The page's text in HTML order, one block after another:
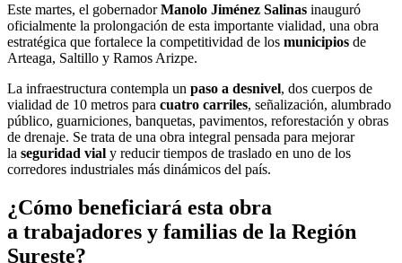
Este martes, el gobernadorManolo Jiménez Salinas inauguró
oficialmente la prolongación de esta importante vialidad, una obra
estratégica que fortalece la competitividad de los municipios de
Arteaga, Saltillo y Ramos Arizpe.
La infraestructura contempla un paso a desnivel, dos cuerpos de
vialidad de 10 metros para cuatro carriles, señalización, alumbrado
público, guarniciones, banquetas, pavimentos, reforestación y obras
de drenaje. Se trata de una obra integral pensada para mejorar
la seguridad vial y reducir tiempos de traslado en uno de los
corredores industriales más dinámicos del país.
¿Cómo beneficiará esta obra
a trabajadores y familias de la Región
Sureste?